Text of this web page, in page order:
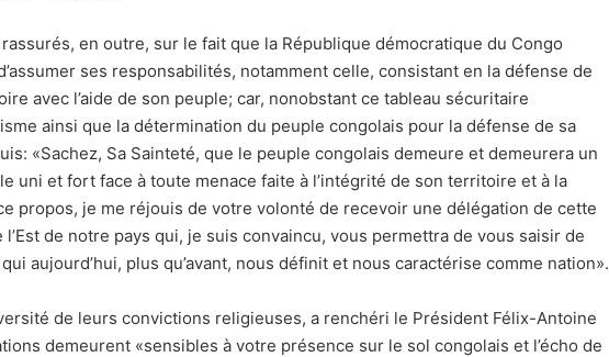
en outre, sur le fait que la République démocratique du Congo
ses responsabilités, notamment celle, consistant en la défense de
avec l’aide de son peuple; car, nonobstant ce tableau sécuritaire
ainsi que la détermination du peuple congolais pour la défense de sa
«Sachez, Sa Sainteté, que le peuple congolais demeure et demeurera un
uni et fort face à toute menace faite à l’intégrité de son territoire et à la
propos, je me réjouis de votre volonté de recevoir une délégation de cette
de notre pays qui, je suis convaincu, vous permettra de vous saisir de
aujourd’hui, plus qu’avant, nous définit et nous caractérise comme nation».
de leurs convictions religieuses, a renchéri le Président Félix-Antoine
demeurent «sensibles à votre présence sur le sol congolais et l’écho de